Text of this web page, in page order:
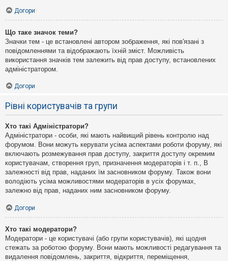
Догори
Що таке значок теми?
Значки тем - це встановлені автором зображення, які пов'язані з
повідомленнями та відображають їхній зміст. Можливість
використання значків тем залежить від прав доступу, встановлених
адміністратором.
Догори
Рівні користувачів та групи
Хто такі Адміністратори?
Адміністратори - особи, які мають найвищий рівень контролю над
форумом. Вони можуть керувати усіма аспектами роботи форуму, які
включають розмежування прав доступу, закриття доступу окремим
користувачам, створення груп, призначення модераторів і т. п., В
залежності від прав, наданих їм засновником форуму. Також вони
володіють усіма можливостями модераторів в усіх форумах,
залежно від прав, наданих ним засновником форуму.
Догори
Хто такі модератори?
Модератори - це користувачі (або групи користувачів), які щодня
стежать за роботою форуму. Вони мають можливості редагування та
видалення повідомлень, закриття, відкриття, переміщення,